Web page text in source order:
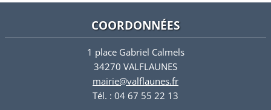
COORDONNÉES
1 place Gabriel Calmels
34270 VALFLAUNES
mairie@valflaunes.fr
Tél. : 04 67 55 22 13